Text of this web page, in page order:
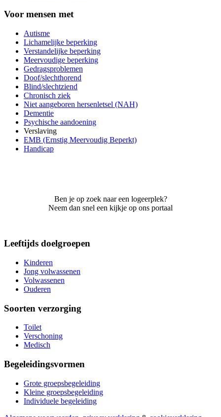
Voor mensen met
Autisme
Lichamelijke beperking
Verstandelijke beperking
Meervoudige beperking
Gedragsproblemen
Doof/slechthorend
Blind/slechtziend
Chronisch ziek
Niet aangeboren hersenletsel (NAH)
Dementie
Psychische aandoening
Verslaving
EMB (Ernstig Meervoudig Beperkt)
Handicap
Ben je op zoek naar een logeerplek?
Neem dan snel een kijkje op ons portaal
Leeftijds doelgroepen
Kinderen
Jong volwassenen
Volwassenen
Ouderen
Soorten verzorging
Toilet
Verschoning
Medisch
Begeleidingsvormen
Grote groepsbegeleiding
Kleine groepsbegeleiding
Individuele begeleiding